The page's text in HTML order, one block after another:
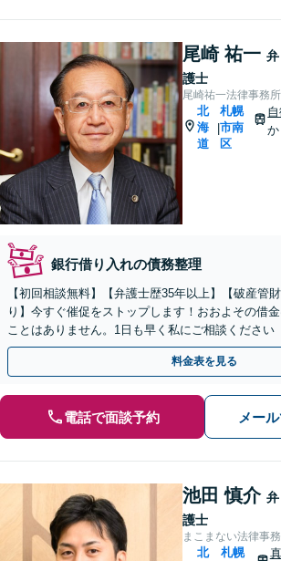
尾崎 祐一 弁
護士
尾崎祐一法律事務所
北
海
道
|
札幌
市南
区
銀行借り入れの債務整理
【初回相談無料】【弁護士歴35年以上】【破産管
り】今すぐ催促をストップします！おおよその借
ことはありません。1日も早く私にご相談ください
衛隊前駅8分】
料金表を見る
電話で面談予約 メー
池田 慎介 弁
護士
まこまない法律事
北
札幌